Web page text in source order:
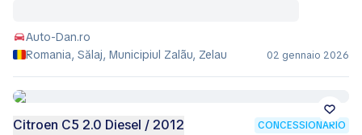
Auto-Dan.ro
Romania, Sălaj, Municipiul Zalãu, Zelau
02 gennaio 2026
Citroen C5 2.0 Diesel / 2012 CONCESSIONARIO